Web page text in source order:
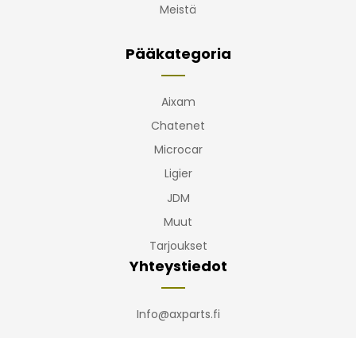
Meistä
Pääkategoria
Aixam
Chatenet
Microcar
Ligier
JDM
Muut
Tarjoukset
Yhteystiedot
Info@axparts.fi